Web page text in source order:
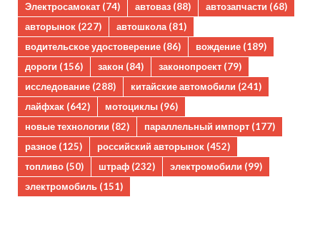
Электросамокат (74) автоваз (88) автозапчасти (68)
авторынок (227) автошкола(81)
водительское удостоверение (86) вождение (189)
дороги (156) закон (84) законопроект (79)
исследование (288) китайские автомобили (241)
лайфхак (642) мотоциклы (96)
новые технологии (82) параллельный импорт (177)
разное (125) российский авторынок (452)
топливо (50) штраф (232) электромобили (99)
электромобиль (151)